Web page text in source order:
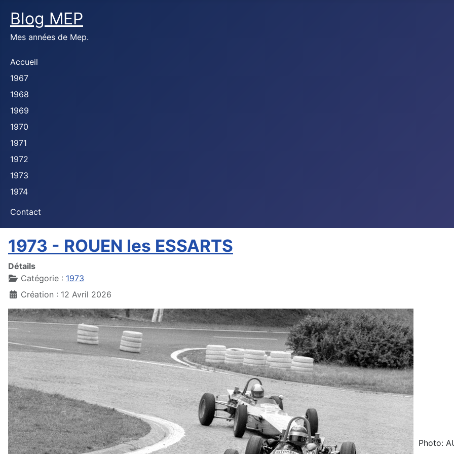
Blog MEP
Mes années de Mep.
Accueil
1967
1968
1969
1970
1971
1972
1973
1974
Contact
1973 - ROUEN les ESSARTS
Détails
Catégorie : 1973
Création : 12 Avril 2026
Photo: